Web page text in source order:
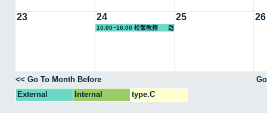
23 24
10:00~16:00 松繁教授
25 26
<< Go To Month Before
External
Internal type.C